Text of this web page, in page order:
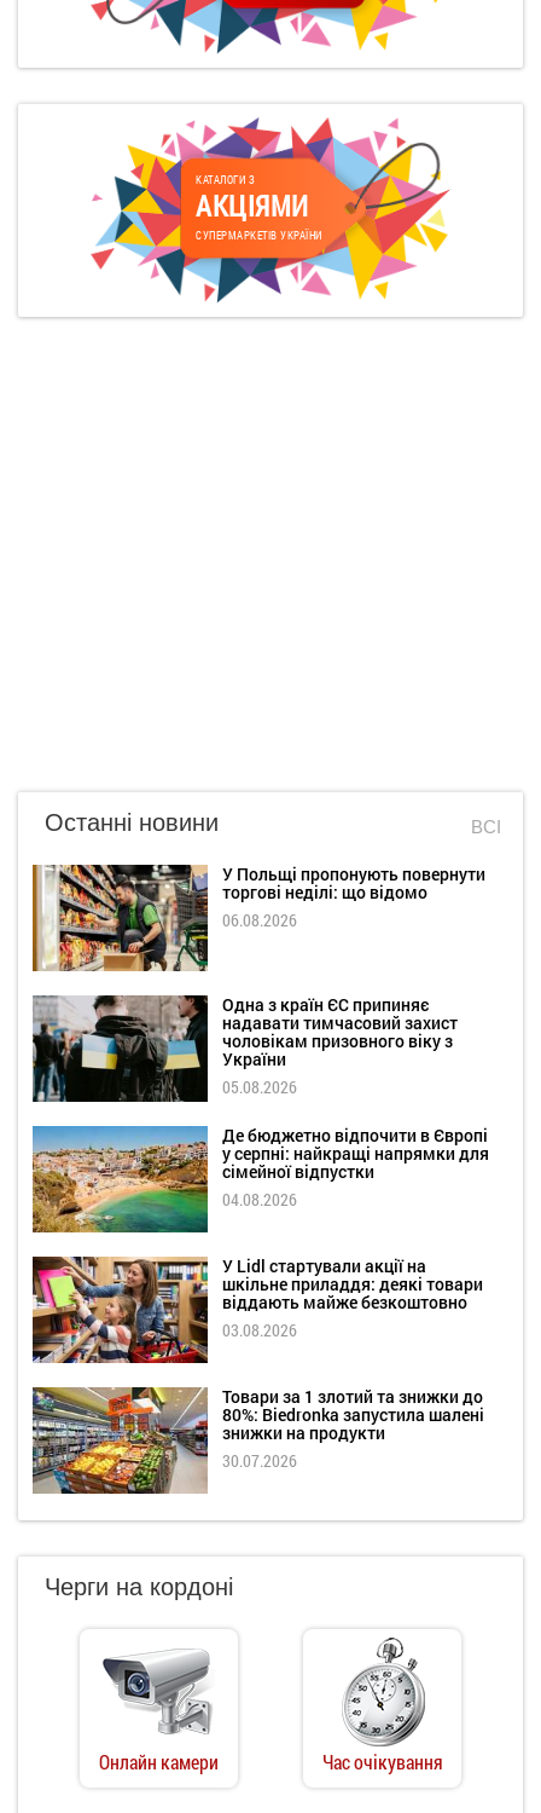
КАТАЛОГИ З
АКЦІЯМИ
СУПЕРМАРКЕТІВ УКРАЇНИ
Останні новини ВСІ
У Польщі пропонують повернути
торгові неділі: що відомо
06.08.2026
Одна з країн ЄС припиняє
надавати тимчасовий захист
чоловікам призовного віку з
України
05.08.2026
Де бюджетно відпочити в Європі
у серпні: найкращі напрямки для
сімейної відпустки
04.08.2026
У Lidl стартували акції на
шкільне приладдя: деякі товари
віддають майже безкоштовно
03.08.2026
Товари за 1 злотий та знижки до
80%: Biedronka запустила шалені
знижки на продукти
30.07.2026
Черги на кордоні
Онлайн камери Час очікування